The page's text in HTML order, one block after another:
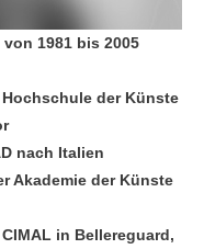
1981 bis 2005
Hochschule der Künste
nach Italien
Akademie der Künste
in Bellereguard,